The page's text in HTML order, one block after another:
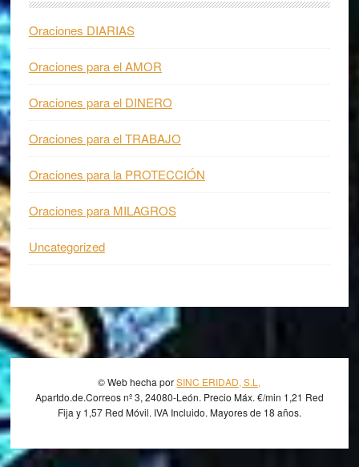
Oraciones DIARIAS
Oraciones para el AMOR
Oraciones para el DINERO
Oraciones para el TRABAJO
Oraciones para la PROTECCIÓN
Oraciones para MILAGROS
Uncategorized
© Web hecha porSINC ERIDAD, S.L,
Apartdo.de.Correos nº 3, 24080-León. Precio Máx. €/min 1,21 Red
Fija y 1,57 Red Móvil. IVA Incluido. Mayores de 18 años.